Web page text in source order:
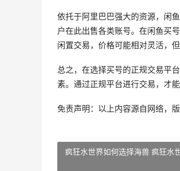
依托于阿里巴巴强大的资源，闲
户在此出售各类账号。在闲鱼买
闲置交易，价格可能相对灵活，
总之，在选择买号的正规交易平
素。通过正规平台进行交易，才
免责声明：以上内容源自网络，
疯狂水世界如何选择海兽 疯狂水